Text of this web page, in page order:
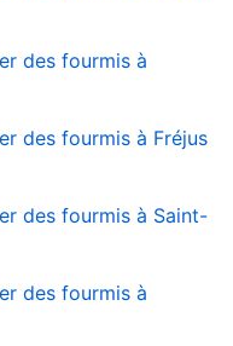
des fourmis à
des fourmis à Fréjus
des fourmis à Saint-
des fourmis à